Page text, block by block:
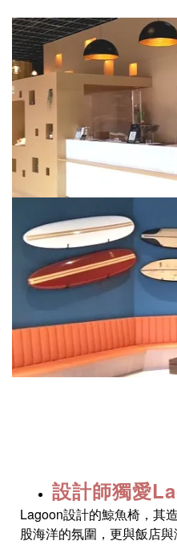
設計師獨愛
Lagoon設計的鯨魚椅，其
股海洋的氛圍， 更與飯店